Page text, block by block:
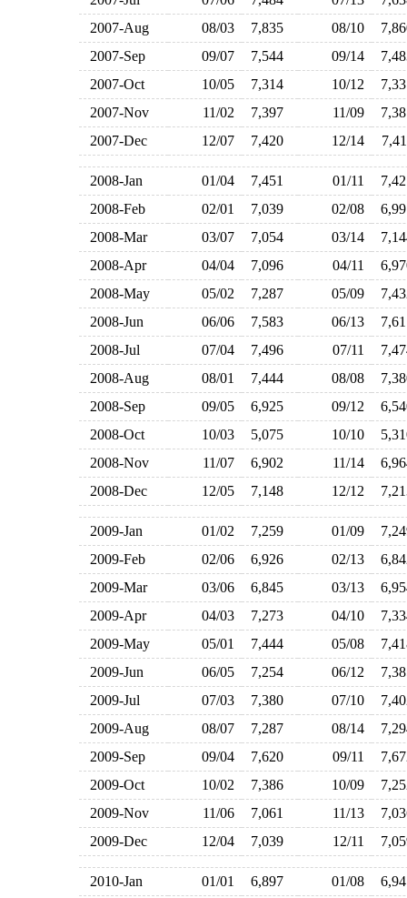
2007-Aug
08/03 7,835 08/10
2007-Sep
09/07 7,544 09/14
2007-Oct
10/05 7,314 10/12
2007-Nov
11/02 7,397 11/09
2007-Dec
12/07 7,420 12/14
2008-Jan 01/04 7,451 01/11
2008-Feb
02/01 7,039 02/08
2008-Mar
03/07 7,054 03/14
2008-Apr
04/04 7,096 04/11
2008-May
05/02 7,287 05/09
2008-Jun
06/06 7,583 06/13
2008-Jul
07/04 7,496 07/11
2008-Aug
08/01 7,444 08/08
2008-Sep
09/05 6,925 09/12
2008-Oct
10/03 5,075 10/10
2008-Nov
11/07 6,902 11/14
2008-Dec
12/05 7,148 12/12
2009-Jan 01/02 7,259 01/09
2009-Feb
02/06 6,926 02/13
2009-Mar
03/06 6,845 03/13
2009-Apr
04/03 7,273 04/10
2009-May
05/01 7,444 05/08
2009-Jun
06/05 7,254 06/12
2009-Jul
07/03 7,380 07/10
2009-Aug
08/07 7,287 08/14
2009-Sep
09/04 7,620 09/11
2009-Oct
10/02 7,386 10/09
2009-Nov
11/06 7,061 11/13
2009-Dec
12/04 7,039 12/11
2010-Jan 01/01 6,897 01/08